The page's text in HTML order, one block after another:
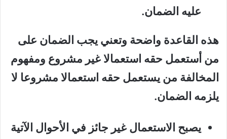
عليه الضمان.
هذه القاعدة واضحة وتعني يجب الضمان على
من أستعمل حقه استعمالا غير مشروع ومفهوم
المخالفة من يستعمل حقه استعمالا مشروعا لا
يلزمه الضمان.
يصبح الاستعمال غير جائز في الأحوال الآتية